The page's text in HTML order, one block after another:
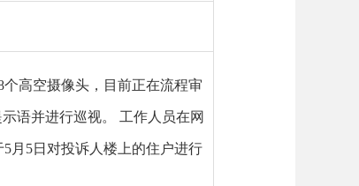
高空摄像头，目前正在流程审
语并进行巡视。 工作人员在网
月5日对投诉人楼上的住户进行